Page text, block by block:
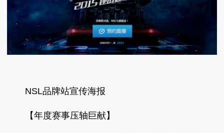
NSL品牌站宣传海报
【年度赛事压轴巨献】